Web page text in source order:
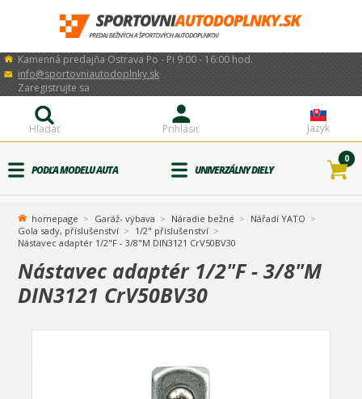
Kamenná predajňa Ostrava Po - Pi 9:00 - 16:00 hod.
info@sportovniautodoplnky.sk
Jazyk
Prihlásiť
Zaregistrujte sa
Hľadať
PODĽA MODELU AUTA UNIVERZÁLNY DIELY
0
homepage Garáž- výbava Náradie bežné
Nářadí YATO
Gola sady, příslušenství
1/2" příslušenství
Nástavec adaptér 1/2"F - 3/8"M DIN3121 CrV50BV30
Nástavec adaptér 1/2"F - 3/8"M
DIN3121 CrV50BV30